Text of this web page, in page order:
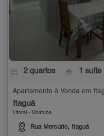
2 quartos 1 suíte
Apartamento à Venda em
Itaguá
Litoral - Ubatuba
Rua Mercúrio, Itaguá